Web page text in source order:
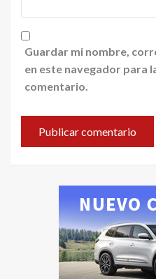
Guardar mi nombre,
en este navegador para
comentario.